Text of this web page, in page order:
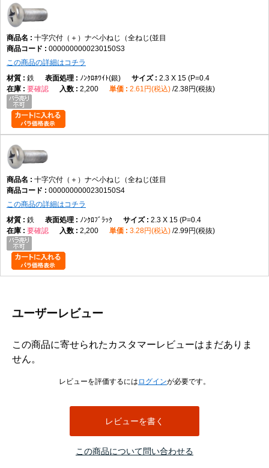
この商品について問い合わせる
十字穴付（＋）ナベ小ねじ（全ねじ(並目
0000000000230150S3
この商品の詳細はコチラ
鉄
ﾉﾝｸﾛﾎﾜｲﾄ(銀)
2.3 X 15 (P=0.4
要確認
2,200 2.61円(税込) 2.38円(税抜)
十字穴付（＋）ナベ小ねじ（全ねじ(並目
0000000000230150S4
この商品の詳細はコチラ
鉄
ﾉﾝｸﾛﾌﾞﾗｯｸ
2.3 X 15 (P=0.4
要確認
2,200 3.28円(税込) 2.99円(税抜)
ユーザーレビュー
この商品に寄せられたカスタマーレビューはまだありま
せん。
レビューを評価するには ログインが必要です。
レビューを書く